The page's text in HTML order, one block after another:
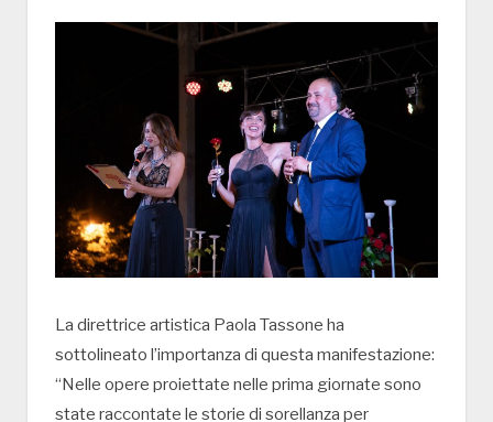
La direttrice artistica Paola Tassone ha
sottolineato l’importanza di questa manifestazione:
“Nelle opere proiettate nelle prima giornate sono
state raccontate le storie di sorellanza per